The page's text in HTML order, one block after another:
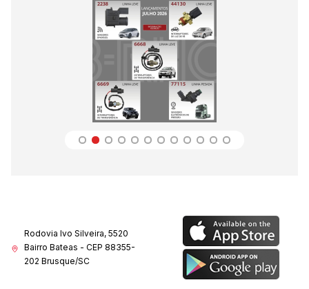
Rodovia Ivo Silveira, 5520
Bairro Bateas - CEP 88355-
202 Brusque/SC